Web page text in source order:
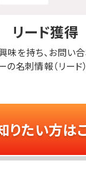
リード獲得
味を持ち、 お問い
の名刺情報（リード
りたい方は